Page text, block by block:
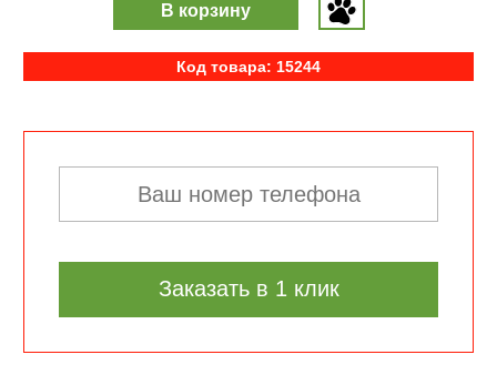
В корзину
Код товара: 15244
Заказать в 1 клик